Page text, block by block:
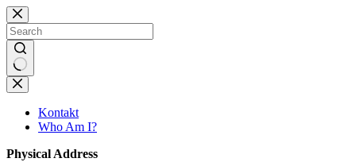
Skip
to
content
No
results
Kontakt
Who Am I?
Physical Address